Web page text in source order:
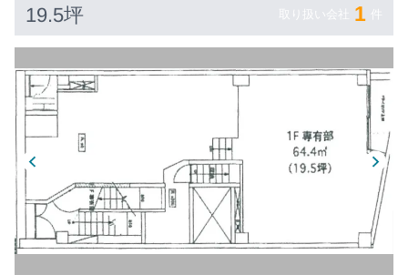
19.5坪 取り扱い会社 1 件